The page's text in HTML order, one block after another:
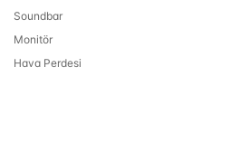
Soundbar
Monitör
Hava Perdesi